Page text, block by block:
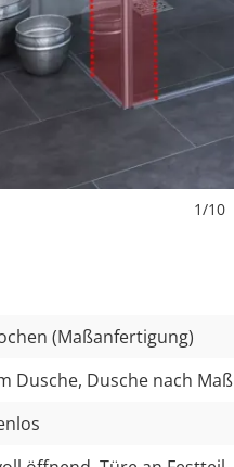
1/10
(Maßanfertigung)
Dusche, Dusche nach Maß